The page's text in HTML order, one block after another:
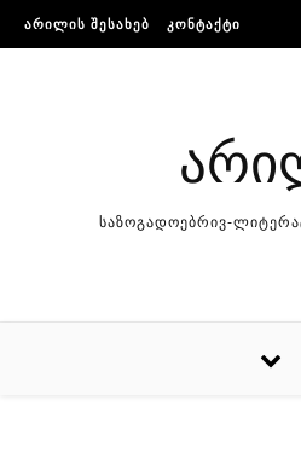
Skip to content
ᲐᲠᲘᲚᲘᲡ ᲨᲔᲡᲐᲮᲔᲑ ᲙᲝᲜᲢᲐᲥᲢᲘ
საზოგადოებრივ-